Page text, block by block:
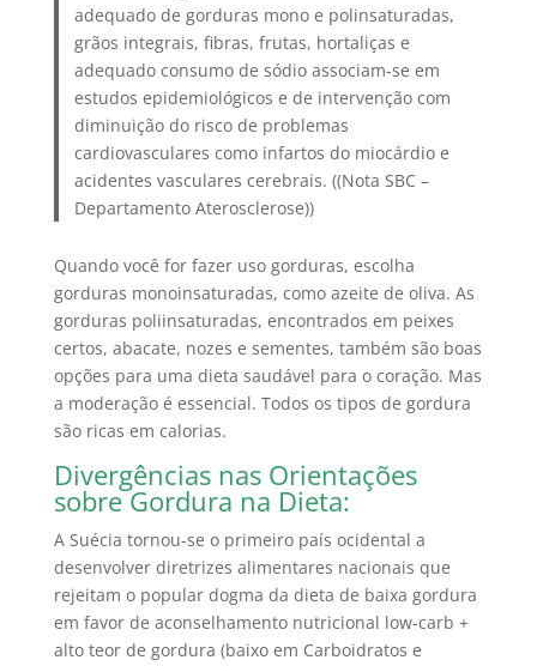
adequado de gorduras mono e polinsaturadas,
grãos integrais, fibras, frutas, hortaliças e
adequado consumo de sódio associam-se em
estudos epidemiológicos e de intervenção com
diminuição do risco de problemas
cardiovasculares como infartos do miocárdio e
acidentes vasculares cerebrais. ((Nota SBC –
Departamento Aterosclerose))
Quando você for fazer uso gorduras, escolha
gorduras monoinsaturadas, como azeite de oliva. As
gorduras poliinsaturadas, encontrados em peixes
certos, abacate, nozes e sementes, também são boas
opções para uma dieta saudável para o coração. Mas
a moderação é essencial. Todos os tipos de gordura
são ricas em calorias.
Divergências nas Orientações
sobre Gordura na Dieta:
A Suécia tornou-se o primeiro país ocidental a
desenvolver diretrizes alimentares nacionais que
rejeitam o popular dogma da dieta de baixa gordura
em favor de aconselhamento nutricional low-carb +
alto teor de gordura (baixo em Carboidratos e